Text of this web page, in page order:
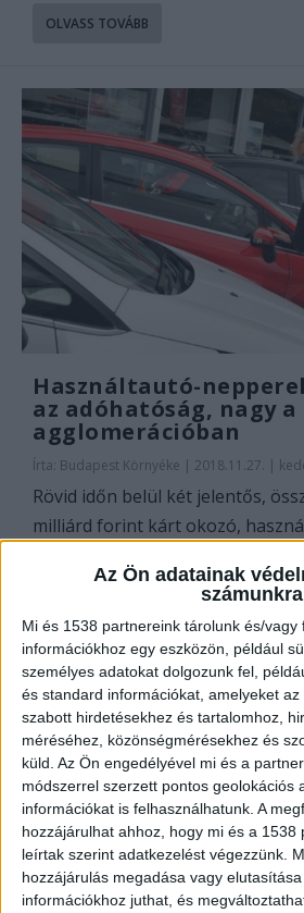
Az Ön adatainak
számunkra
Mi és 1538 partnereink tárolunk és/vagy
információkhoz egy eszközön, például
személyes adatokat dolgozunk fel,
és standard információkat, amelyeket
szabott hirdetésekhez és tartalomhoz,
méréséhez, közönségmérésekhez és
küld. Az Ön engedélyével mi és a
módszerrel szerzett pontos geolokációs
információkat is felhasználhatunk. A
hozzájárulhat ahhoz, hogy mi és a 1538
leírtak szerint adatkezelést végezzünk.
hozzájárulás megadása vagy
információkhoz juthat, és
OLVASS TOVÁBB
Használtautó-
az adóhatóság, nagy a
agglomerációban
Írta: Budapest Környéke | 2018.11.27. |
Rövid időn belül két jelentős,
milliárd forint kárt okozó,
OLVASS TOVÁBB